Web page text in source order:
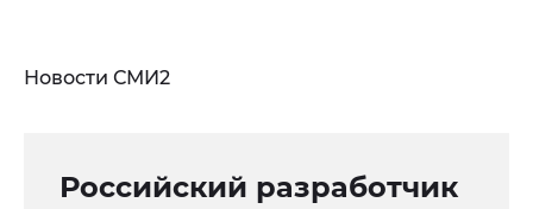
Новости СМИ2
Российский разработчик